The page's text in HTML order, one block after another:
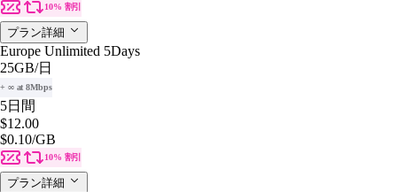
10% 割引
プラン詳細
Europe Unlimited 5Days
25GB/日
+ ∞ at 8Mbps
5日間
$12.00
$0.10/GB
10% 割引
プラン詳細